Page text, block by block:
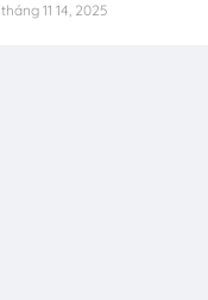
tháng 11 14, 2025